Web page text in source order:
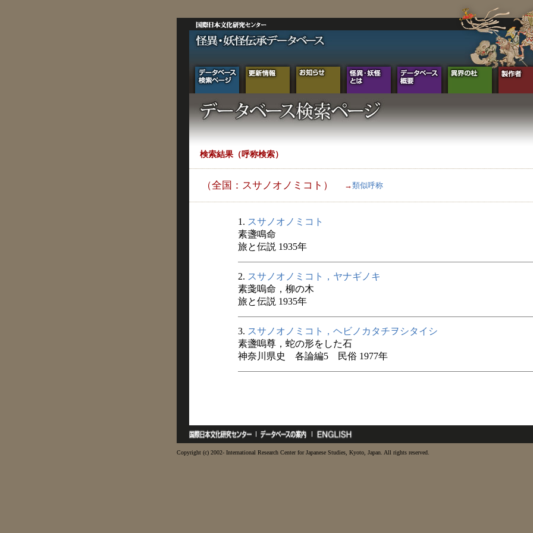
検索結果（呼称検索）
（全国：スサノオノミコト） →類似呼称
1. スサノオノミコト
素盞鳴命
旅と伝説 1935年
2. スサノオノミコト，ヤナギノキ
素戔嗚命，柳の木
旅と伝説 1935年
3. スサノオノミコト，ヘビノカタチヲシタイシ
素盞嗚尊，蛇の形をした石
神奈川県史 各論編5 民俗 1977年
Copyright (c) 2002- International Research Center for Japanese Studies, Kyoto, Japan. All rights reserved.